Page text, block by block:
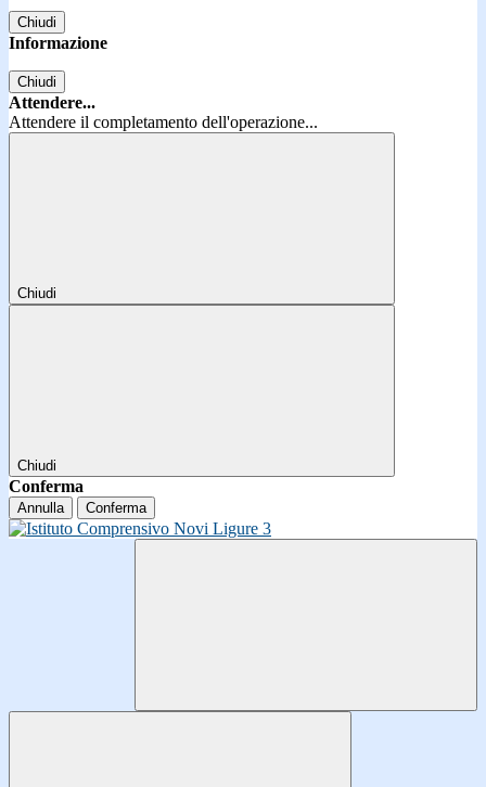
Chiudi
Informazione
Chiudi
Attendere...
Attendere il completamento dell'operazione...
Chiudi
Chiudi
Conferma
Annulla Conferma